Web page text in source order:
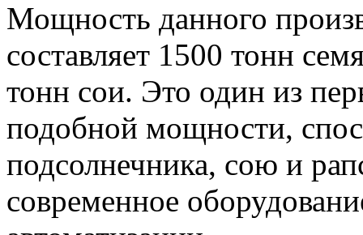
Мощность данного
составляет 1500 тонн
тонн сои. Это один из
подобной мощности,
подсолнечника, сою и
современное